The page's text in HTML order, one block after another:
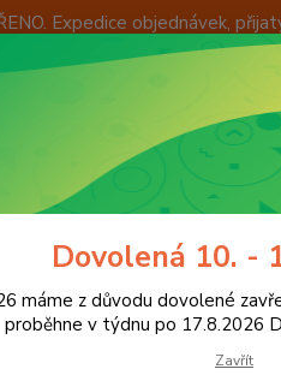
Expedice objednávek,
VÝMĚNA ZBOŽÍ
Kontrolka hranatá zelená
hranatá
Dovolená 10. -
máme z důvodu dovolené
proběhne v týdnu po 17.8.2026
Zavřít